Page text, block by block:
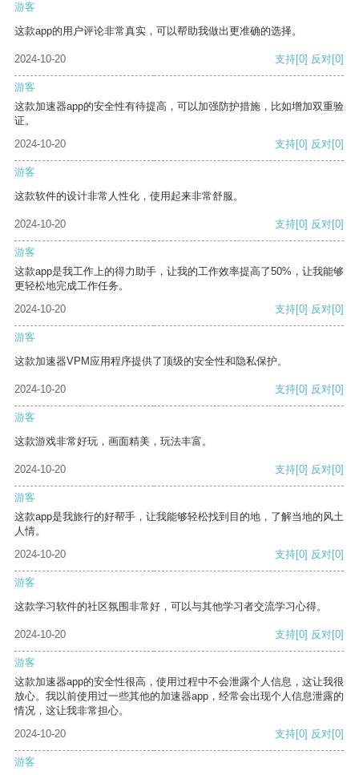
游客
这款app的用户评论非常真实，可以帮助我做出更准确的选择。
2024-10-20 支持[0] 反对[0]
游客
这款加速器app的安全性有待提高，可以加强防护措施，比如增加双重验
证。
2024-10-20
支持[0] 反对[0]
游客
这款软件的设计非常人性化，使用起来非常舒服。
2024-10-20 支持[0] 反对[0]
游客
这款app是我工作上的得力助手，让我的工作效率提高了50%，让我能够
更轻松地完成工作任务。
2024-10-20
支持[0] 反对[0]
游客
这款加速器VPM应用程序提供了顶级的安全性和隐私保护。
2024-10-20 支持[0] 反对[0]
游客
这款游戏非常好玩，画面精美，玩法丰富。
2024-10-20 支持[0] 反对[0]
游客
这款app是我旅行的好帮手，让我能够轻松找到目的地，了解当地的风土
人情。
2024-10-20
支持[0] 反对[0]
游客
这款学习软件的社区氛围非常好，可以与其他学习者交流学习心得。
2024-10-20 支持[0] 反对[0]
游客
这款加速器app的安全性很高，使用过程中不会泄露个人信息，这让我很
放心。我以前使用过一些其他的加速器app，经常会出现个人信息泄露的
情况，这让我非常担心。
2024-10-20
支持[0] 反对[0]
游客